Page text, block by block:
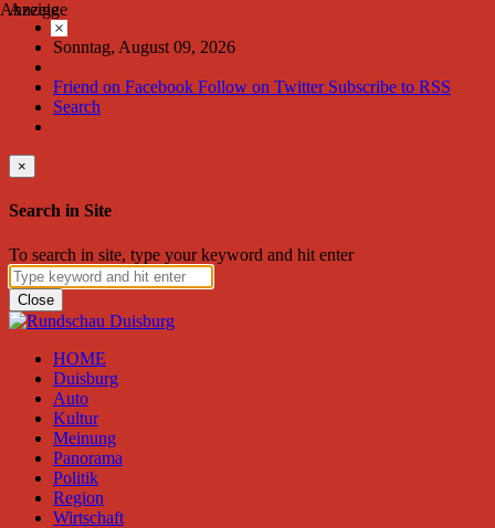
Sonntag, August 09, 2026
Friend on Facebook Follow on Twitter Subscribe to RSS
Search
×
Search in Site
To search in site, type your keyword and hit enter
Close
HOME
Duisburg
Auto
Kultur
Meinung
Panorama
Politik
Region
Wirtschaft
Anzeige
×
Anzeige